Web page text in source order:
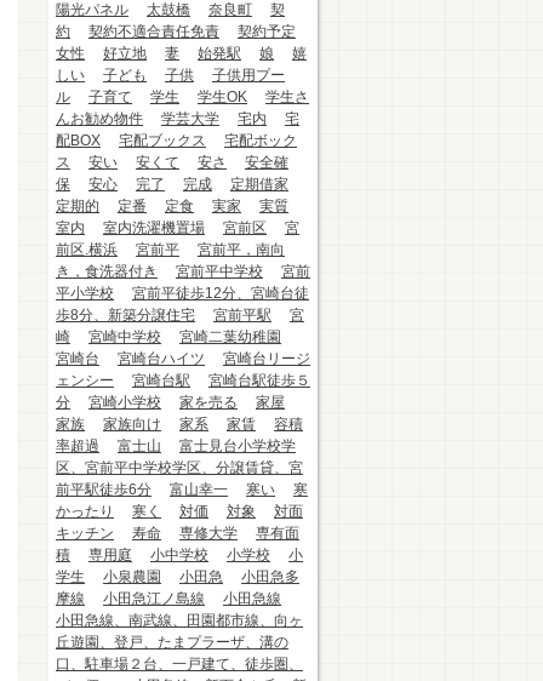
陽光パネル
太鼓橋 奈良町
契
約
契約不適合責任免責
契約予定
女性
好立地 妻 始発駅 娘
嬉
しい
子ども 子供
子供用プー
ル
子育て 学生 学生OK
学生さ
んお勧め物件
学芸大学 宅内
宅
配BOX
宅配ブックス
宅配ボック
ス
安い 安くて 安さ
安全確
保
安心 完了 完成
定期借家
定期的
定番 定食 実家
実質
室内
室内洗濯機置場 宮前区
宮
前区.横浜
宮前平
宮前平，南向
き，食洗器付き
宮前平中学校
宮前
平小学校
宮前平徒歩12分、宮崎台徒
歩8分、新築分譲住宅
宮前平駅
宮
崎
宮崎中学校
宮崎二葉幼稚園
宮崎台
宮崎台ハイツ
宮崎台リージ
ェンシー
宮崎台駅
宮崎台駅徒歩５
分
宮崎小学校 家を売る
家屋
家族
家族向け 家系 家賃
容積
率超過
富士山
富士見台小学校学
区、宮前平中学校学区、分譲賃貸、宮
前平駅徒歩6分
富山幸一 寒い
寒
かったり
寒く 対価 対象
対面
キッチン
寿命 専修大学
専有面
積
専用庭 小中学校 小学校
小
学生
小泉農園 小田急
小田急多
摩線
小田急江ノ島線
小田急線
小田急線、南武線、田園都市線、向ヶ
丘遊園、登戸、たまプラーザ、溝の
口、駐車場２台、一戸建て、徒歩圏、